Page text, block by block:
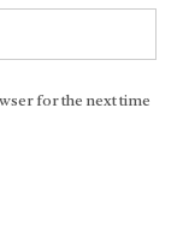
for the next time